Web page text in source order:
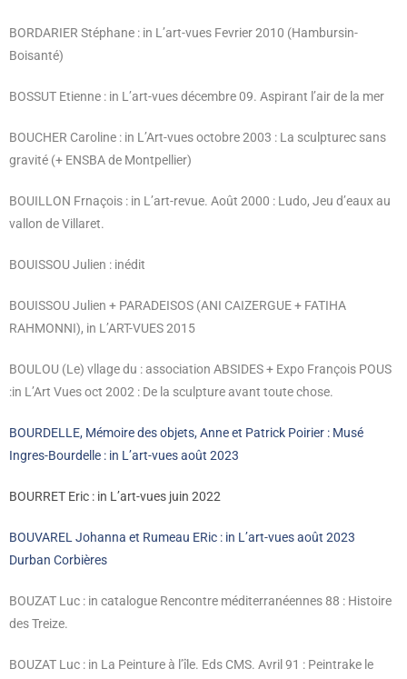
BORDARIER Stéphane : in L’art-vues Fevrier 2010 (Hambursin-
Boisanté)
BOSSUT Etienne : in L’art-vues décembre 09. Aspirant l’air de la mer
BOUCHER Caroline : in L’Art-vues octobre 2003 : La sculpturec sans
gravité (+ ENSBA de Montpellier)
BOUILLON Frnaçois : in L’art-revue. Août 2000 : Ludo, Jeu d’eaux au
vallon de Villaret.
BOUISSOU Julien : inédit
BOUISSOU Julien + PARADEISOS (ANI CAIZERGUE + FATIHA
RAHMONNI), in L’ART-VUES 2015
BOULOU (Le) vllage du : association ABSIDES + Expo François POUS
:in L’Art Vues oct 2002 : De la sculpture avant toute chose.
BOURDELLE, Mémoire des objets, Anne et Patrick Poirier : Musé
Ingres-Bourdelle : in L’art-vues août 2023
BOURRET Eric : in L’art-vues juin 2022
BOUVAREL Johanna et Rumeau ERic : in L’art-vues août 2023
Durban Corbières
BOUZAT Luc : in catalogue Rencontre méditerranéennes 88 : Histoire
des Treize.
BOUZAT Luc : in La Peinture à l’île. Eds CMS. Avril 91 : Peintrake le